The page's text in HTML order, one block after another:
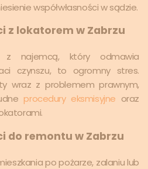
współwłasności w sądzie.
z lokatorem w Zabrzu
z najemcą, który odmawia
czynszu, to ogromny stres.
wraz z problemem prawnym,
procedury eksmisyjne oraz
do remontu w Zabrzu
po pożarze, zalaniu lub